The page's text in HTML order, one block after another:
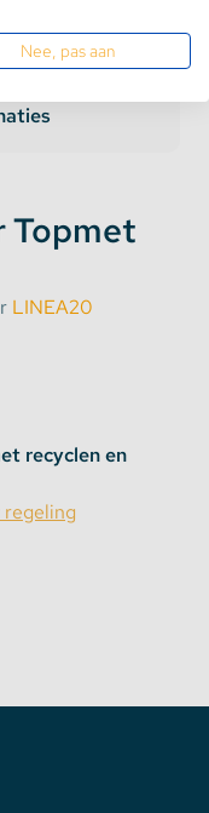
Topmet
LINEA20
recyclen en
regeling
Nee, pas aan